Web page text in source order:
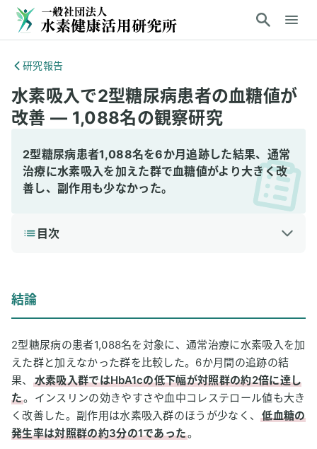
研究報告
水素吸入で2型糖尿病患者の血糖値が
改善 — 1,088名の観察研究
2型糖尿病患者1,088名を6か月追跡した結果、通常
治療に水素吸入を加えた群で血糖値がより大きく改
善し、副作用も少なかった。
目次
3 研究方法
4 研究の主な結果
5 考察と今後の課題
6 水素健康活用研究所編集部の感想
7 用語解説
結論
2型糖尿病の患者1,088名を対象に、通常治療に水素吸入を加
えた群と加えなかった群を比較した。6か月間の追跡の結
果、
水素吸入群ではHbA1cの低下幅が対照群の約2倍に達し
た。インスリンの効きやすさや血中コレステロール値も大き
く改善した。副作用は水素吸入群のほうが少なく、低血糖の
発生率は対照群の約3分の1であった。